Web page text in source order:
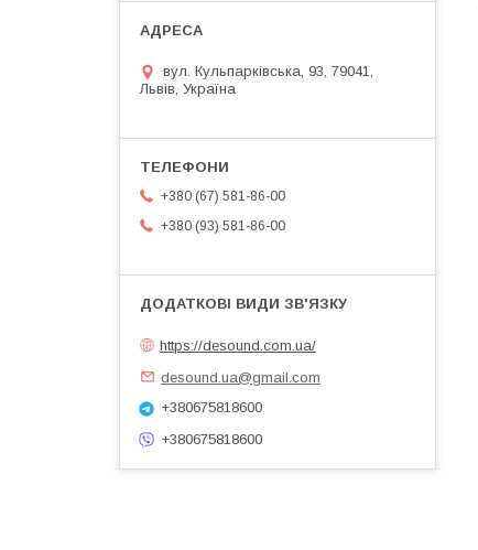
вул. Кульпарківська, 93, 79041,
Львів, Україна
+380 (67) 581-86-00
+380 (93) 581-86-00
https://desound.com.ua/
desound.ua@gmail.com
+380675818600
+380675818600